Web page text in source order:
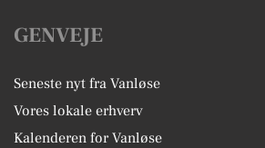
GENVEJE
Seneste nyt fra Vanløse
Vores lokale erhverv
Kalenderen for Vanløse